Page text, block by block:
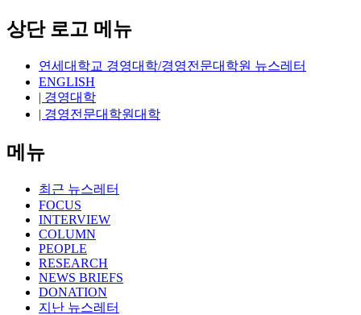
상단 로고 메뉴
연세대학교 경영대학/경영전문대학원 뉴스레터
ENGLISH
| 경영대학
| 경영전문대학원대학
메뉴
최근 뉴스레터
FOCUS
INTERVIEW
COLUMN
PEOPLE
RESEARCH
NEWS BRIEFS
DONATION
지난 뉴스레터